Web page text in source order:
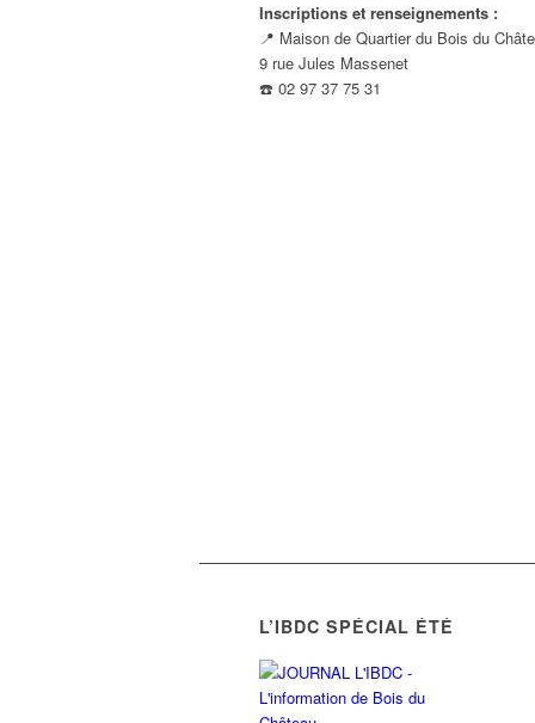
Inscriptions et renseignements :
📍 Maison de Quartier du Bois du
9 rue Jules Massenet
☎️ 02 97 37 75 31
L’IBDC SPÉCIAL ÉTÉ